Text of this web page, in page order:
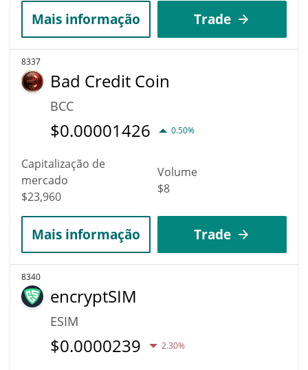
Mais informação Trade
8337
Bad Credit Coin
BCC
$0.00001426 0.50%
Capitalização de
mercado
$23,960
Volume
$8
Mais informação Trade
8340
encryptSIM
ESIM
$0.0000239 2.30%